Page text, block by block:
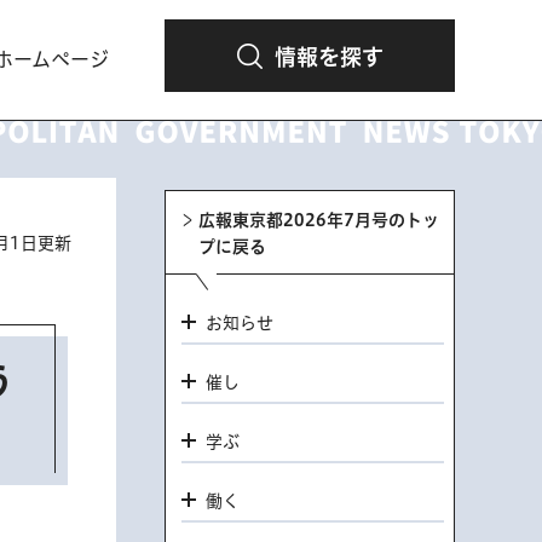
ームページ 情報を探す
1日更新
広報東京都2026年7月号のトッ
プに戻る
お知らせ
催し
学ぶ
働く